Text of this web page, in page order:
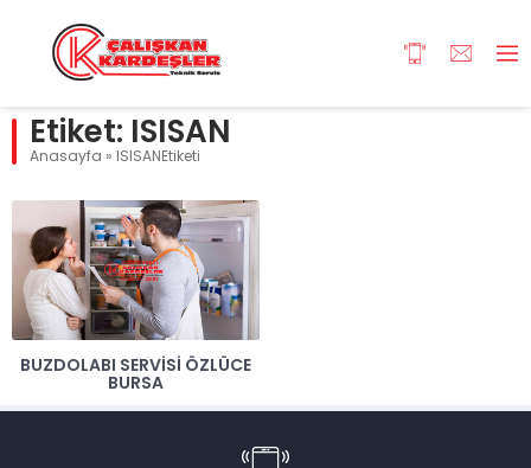
Etiket: ISISAN
Anasayfa » ISISANEtiketi
BUZDOLABI SERVISI ÖZLÜCE
BURSA